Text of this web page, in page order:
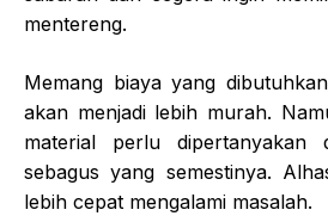
mentereng.
Memang biaya yang
akan menjadi lebih murah.
material perlu dipertanyakan
sebagus yang semestinya.
lebih cepat mengalami masalah.